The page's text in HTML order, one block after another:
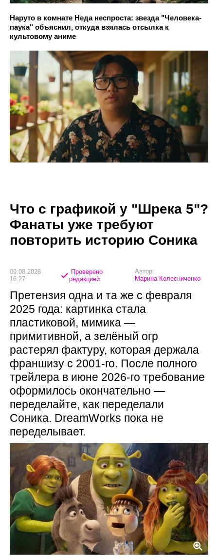
Наруто в комнате Неда неспроста: звезда "Человека-
паука" объяснил, откуда взялась отсылка к
культовому аниме
Что с графикой у "Шрека 5"?
Фанаты уже требуют
повторить историю Соника
09.08.2026
16:27
Проверено
редакцией
Автор:
Марина Колесниченко
Претензия одна и та же с февраля
2025 года: картинка стала
пластиковой, мимика —
примитивной, а зелёный огр
растерял фактуру, которая держала
франшизу с 2001-го. После полного
трейлера в июне 2026-го требование
оформилось окончательно —
переделайте, как переделали
Соника. DreamWorks пока не
переделывает.